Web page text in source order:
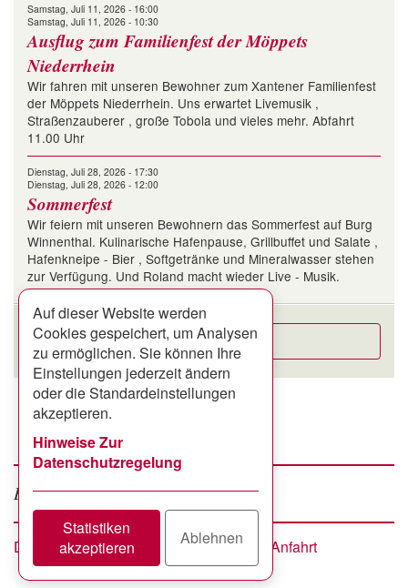
Samstag, Juli 11, 2026 - 16:00
Samstag, Juli 11, 2026 - 10:30
Ausflug zum Familienfest der Möppets
Niederrhein
Wir fahren mit unseren Bewohner zum Xantener Familienfest
der Möppets Niederrhein. Uns erwartet Livemusik ,
Straßenzauberer , große Tobola und vieles mehr. Abfahrt
11.00 Uhr
Dienstag, Juli 28, 2026 - 17:30
Dienstag, Juli 28, 2026 - 12:00
Sommerfest
Wir feiern mit unseren Bewohnern das Sommerfest auf Burg
Winnenthal. Kulinarische Hafenpause, Grillbuffet und Salate ,
Hafenkneipe - Bier , Softgetränke und Mineralwasser stehen
zur Verfügung. Und Roland macht wieder Live - Musik.
Alle Termine
Besuchen Sie uns auf Facebookgoogle +
Footer
menu
Datenschutzerklärung Impressum Anfahrt
Auf dieser Website werden
Cookies gespeichert, um Analysen
zu ermöglichen. Sie können Ihre
Einstellungen jederzeit ändern
oder die Standardeinstellungen
akzeptieren.
Hinweise Zur
Datenschutzregelung
Statistiken
akzeptieren
Ablehnen